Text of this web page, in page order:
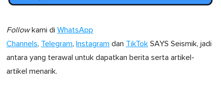
Followkami di WhatsApp
Channels, Telegram, Instagram dan TikTok SAYS Seismik, jadi
antara yang terawal untuk dapatkan berita serta artikel-
artikel menarik.